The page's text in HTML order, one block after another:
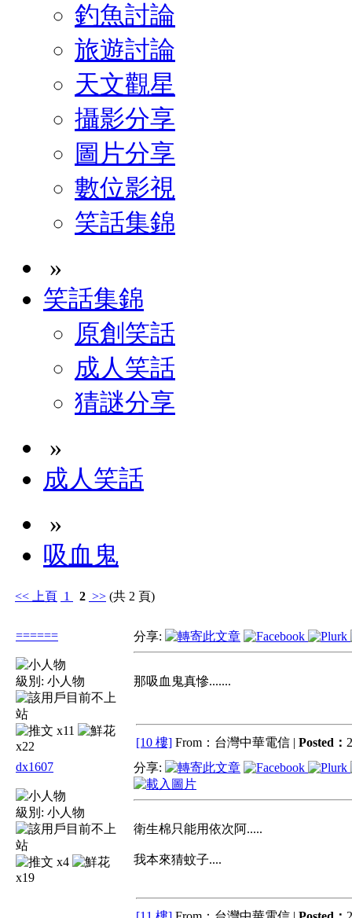
釣魚討論
旅遊討論
天文觀星
攝影分享
圖片分享
數位影視
笑話集錦
»
笑話集錦
原創笑話
成人笑話
猜謎分享
»
成人笑話
»
吸血鬼
<< 上頁 1 2 >> (共 2 頁)
======
級別: 小人物
x11
x22
分享:
那吸血鬼真慘.......
[10 樓] From：台灣中華電信 | Posted：
dx1607
級別: 小人物
x4
x19
分享:
衛生棉只能用依次阿.....
我本來猜蚊子....